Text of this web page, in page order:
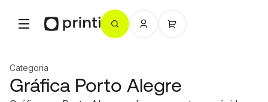
Categoria
Gráfica Porto Alegre